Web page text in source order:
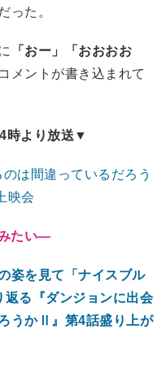
った。
「おー」「おおおお
メントが書き込まれて
時より放送▼
は間違っているだろう
映会
たい―
姿を見て「ナイスブル
る『ダンジョンに出会
うかⅡ』第4話盛り上が